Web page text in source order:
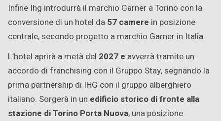
Infine Ihg introdurrà il marchio Garner a Torino con la
conversione di un hotel da 57 camere in posizione
centrale, secondo progetto a marchio Garner in Italia.
L’hotel aprirà a metà del 2027 e avverrà tramite un
accordo di franchising con il Gruppo Stay, segnando la
prima partnership di IHG con il gruppo alberghiero
italiano. Sorgerà in un edificio storico di fronte alla
stazione di Torino Porta Nuova, una posizione